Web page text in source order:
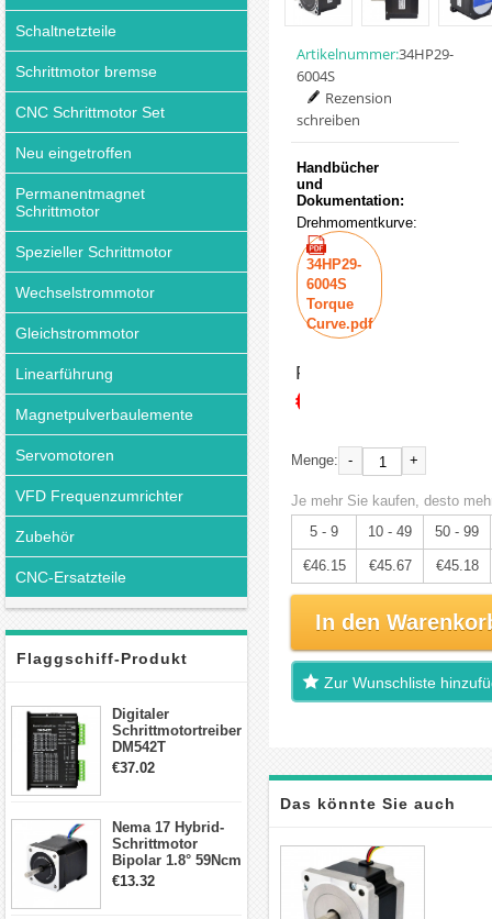
Schaltnetzteile
Schrittmotor bremse
CNC Schrittmotor Set
Neu eingetroffen
Permanentmagnet
Schrittmotor
Spezieller Schrittmotor
Wechselstrommotor
Gleichstrommotor
Linearführung
Magnetpulverbaulemente
Servomotoren
VFD Frequenzumrichter
Zubehör
CNC-Ersatzteile
Flaggschiff-Produkt
Digitaler
Schrittmotortreiber
DM542T
Schrittmotor
Schrittmotor
€37.02
Nema 17 Hybrid-
Schrittmotor
Bipolar 1.8° 59Ncm
2A 4 Drähte mit 1m
€13.32
Artikelnummer:34HP29-
6004S
Rezension
schreiben
Handbücher
und
Dokumentation:
Drehmomentkurve:
34HP29-
6004S
Torque
Curve.pdf
Preis:
€48.58
Menge: - +
Je mehr Sie kaufen, desto
5 - 9
10 - 49 50 - 99
€46.15 €45.67 €45.18
In den
Zur Wunschliste
Das könnte Sie auch
interessieren